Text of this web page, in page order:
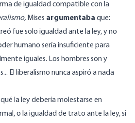
de igualdad compatible con la
Mises argumentaba que:
fue solo igualdad ante la ley, y no
humano sería insuficiente para
iguales. Los hombres son y
El liberalismo nunca aspiró a nada
la ley debería molestarse en
o la igualdad de trato ante la ley, si